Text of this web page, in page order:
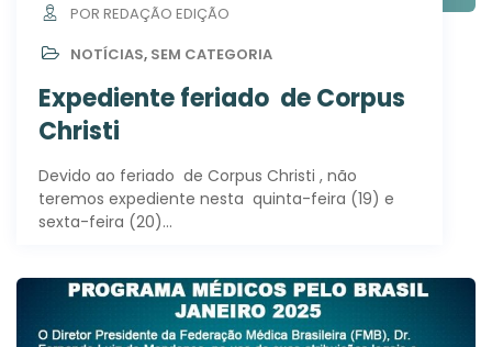
POR REDAÇÃO EDIÇÃO
NOTÍCIAS, SEM CATEGORIA
Expediente feriado de Corpus
Christi
Devido ao feriado de Corpus Christi , não
teremos expediente nesta quinta-feira (19) e
sexta-feira (20)…